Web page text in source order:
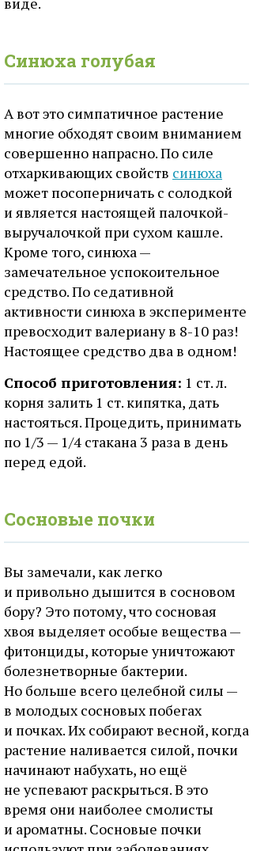
Синюха голубая
А вот это симпатичное растение
многие обходят своим вниманием
совершенно напрасно. По силе
отхаркивающих свойств синюха
может посоперничать с солодкой
и является настоящей палочкой-
выручалочкой при сухом кашле.
Кроме того, синюха —
замечательное успокоительное
средство. По седативной
активности синюха в эксперименте
превосходит валериану в 8-10 раз!
Настоящее средство два в одном!
Способ приготовления: 1 ст. л.
корня залить 1 ст. кипятка, дать
настояться. Процедить, принимать
по 1/3 — 1/4 стакана 3 раза в день
перед едой.
Сосновые почки
Вы замечали, как легко
и привольно дышится в сосновом
бору? Это потому, что сосновая
хвоя выделяет особые вещества —
фитонциды, которые уничтожают
болезнетворные бактерии.
Но больше всего целебной силы —
в молодых сосновых побегах
и почках. Их собирают весной, когда
растение наливается силой, почки
начинают набухать, но ещё
не успевают раскрыться. В это
время они наиболее смолисты
и ароматны. Сосновые почки